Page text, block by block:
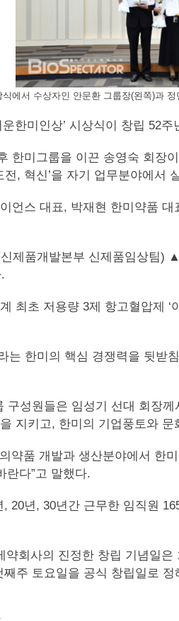
에서 수상자인 안문환 그룹장(왼쪽)과
한미인상’ 시상식이 창립 52
한미그룹을 이끈 송영숙 회
, 혁신’을 자기 업무분야에서
언스 대표, 박재현 한미약품
제품개발본부 신제품임상팀)
최초 저용량 3제 항고혈압제
는 한미의 핵심 경쟁력을 뒷
성원들은 임성기 선대 회장
지키고, 한미의 기업풍토와
품 개발과 생산분야에서 한
란다”고 말했다.
20년, 30년간 근무한 임직원
회사의 진정한 창립 기념일
주 토요일을 공식 창립일로